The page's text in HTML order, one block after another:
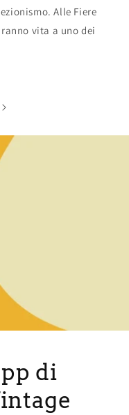
Alle Fiere
vita a uno dei
di